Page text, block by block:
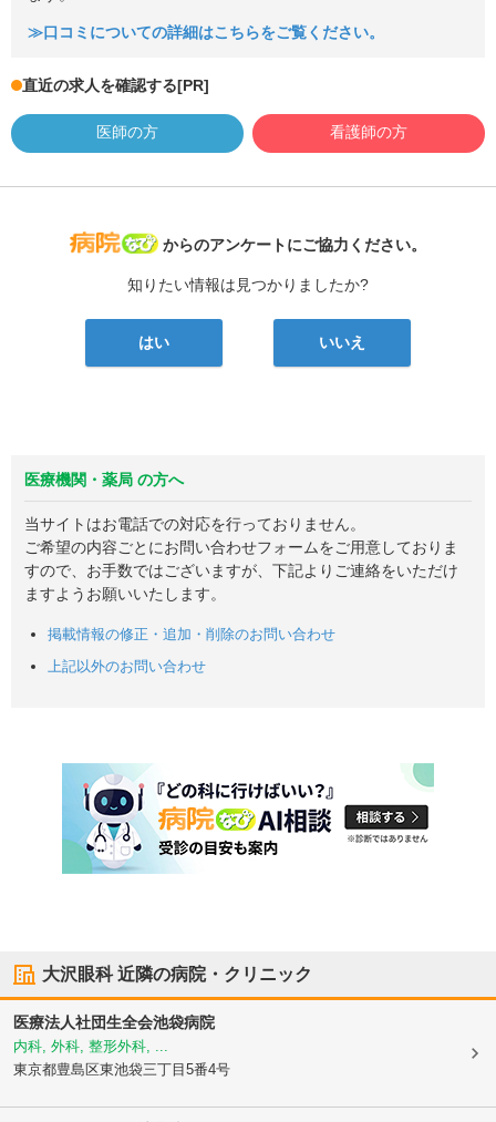
≫口コミについての詳細はこちらをご覧ください。
直近の求人を確認する[PR]
医師の方 看護師の方
病院なび
からのアンケートにご協力ください。
知りたい情報は見つかりましたか?
はい いいえ
医療機関・薬局 の方へ
当サイトはお電話での対応を行っておりません。
ご希望の内容ごとにお問い合わせフォームをご用意しておりま
すので、お手数ではございますが、下記よりご連絡をいただけ
ますようお願いいたします。
掲載情報の修正・追加・削除のお問い合わせ
上記以外のお問い合わせ
大沢眼科近隣の病院・クリニック
医療法人社団生全会池袋病院
内科, 外科, 整形外科, ...
東京都豊島区東池袋三丁目5番4号